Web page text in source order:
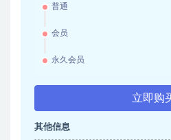
普通
会员
永久会员
立即购
其他信息